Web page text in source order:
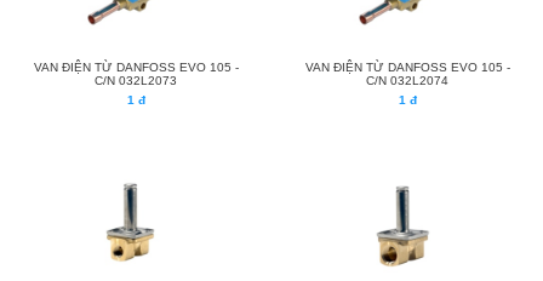
VAN ĐIỆN TỪ DANFOSS EVO 105 -
C/N 032L2073
1 đ
VAN ĐIỆN TỪ DANFOSS EVO 105 -
C/N 032L2074
1 đ